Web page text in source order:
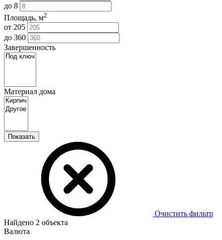
до 8
Площадь, м2
от 205
до 360
Завершенность
Материал дома
Показать
Очистить фильтр
Найдено 2 объекта
Валюта